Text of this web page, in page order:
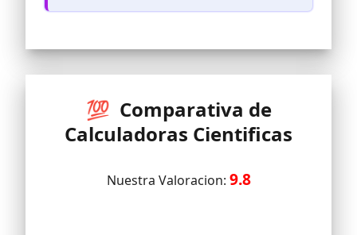
💯 Comparativa de
Calculadoras Cientificas
Nuestra Valoracion: 9.8